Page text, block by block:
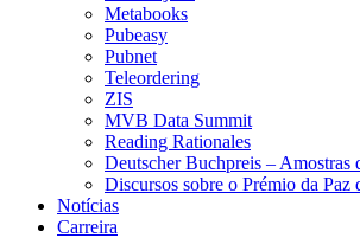
Metabooks
Pubeasy
Pubnet
Teleordering
ZIS
MVB Data Summit
Reading Rationales
Deutscher Buchpreis – Amostras
Discursos sobre o Prémio da
Notícias
Carreira